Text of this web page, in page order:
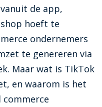
de app,
hoeft te
ondernemers
te genereren via
Maar wat is TikTok
en waarom is het